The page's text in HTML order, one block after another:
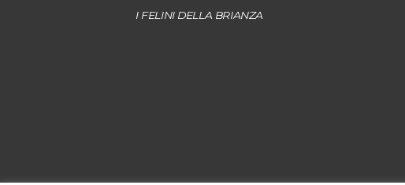
I FELINI DELLA BRIANZA